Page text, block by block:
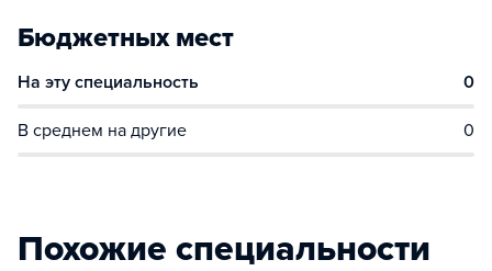
Бюджетных мест
На эту специальность 0
В среднем на другие 0
Похожие специальности